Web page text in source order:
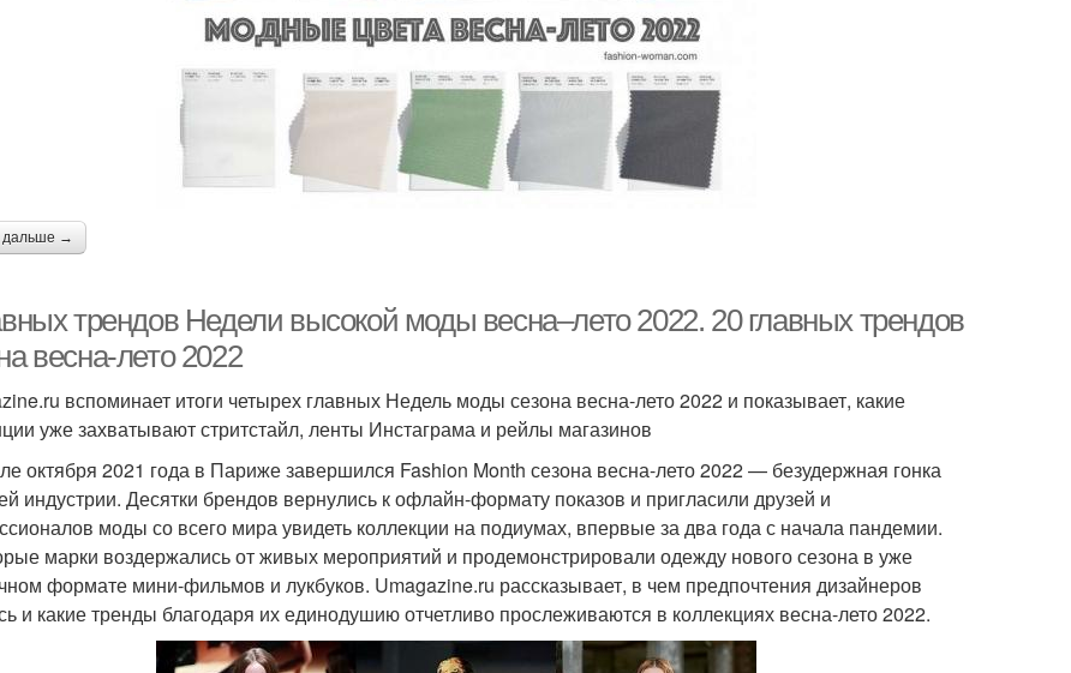
дальше →
трендов Недели высокой моды весна–лето 2022. 20 главных трендов
весна-лето 2022
вспоминает итоги четырех главных Недель моды сезона весна-лето 2022 и показывает, какие
уже захватывают стритстайл, ленты Инстаграма и рейлы магазинов
октября 2021 года в Париже завершился Fashion Month сезона весна-лето 2022 — безудержная гонка
индустрии. Десятки брендов вернулись к офлайн-формату показов и пригласили друзей и
моды со всего мира увидеть коллекции на подиумах, впервые за два года с начала пандемии.
марки воздержались от живых мероприятий и продемонстрировали одежду нового сезона в уже
формате мини-фильмов и лукбуков. Umagazine.ru рассказывает, в чем предпочтения дизайнеров
и какие тренды благодаря их единодушию отчетливо прослеживаются в коллекциях весна-лето 2022.